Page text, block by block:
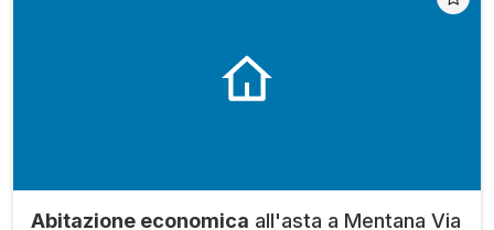
Abitazione economica all'asta a Mentana Via